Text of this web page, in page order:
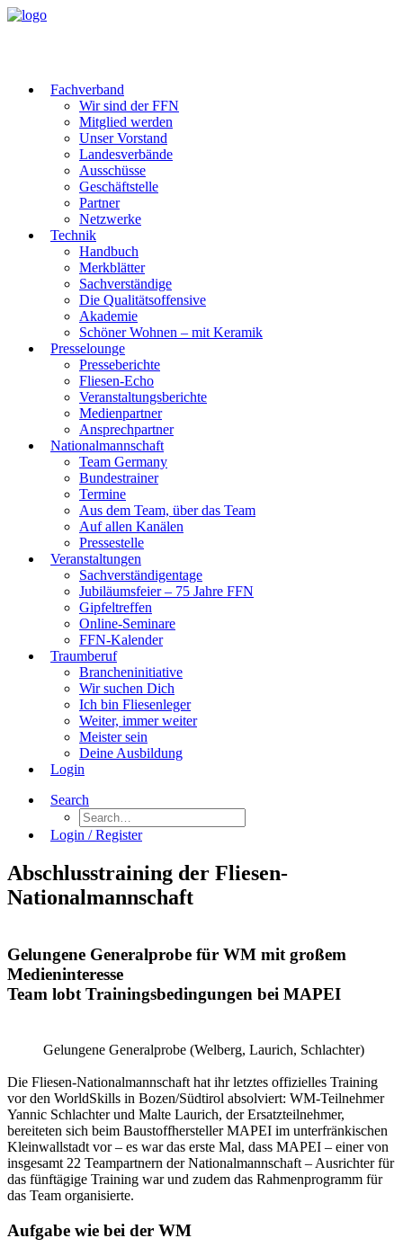
Fachverband
Wir sind der FFN
Mitglied werden
Unser Vorstand
Landesverbände
Ausschüsse
Geschäftstelle
Partner
Netzwerke
Technik
Handbuch
Merkblätter
Sachverständige
Die Qualitätsoffensive
Akademie
Schöner Wohnen – mit Keramik
Presselounge
Presseberichte
Fliesen-Echo
Veranstaltungsberichte
Medienpartner
Ansprechpartner
Nationalmannschaft
Team Germany
Bundestrainer
Termine
Aus dem Team, über das Team
Auf allen Kanälen
Pressestelle
Veranstaltungen
Sachverständigentage
Jubiläumsfeier – 75 Jahre FFN
Gipfeltreffen
Online-Seminare
FFN-Kalender
Traumberuf
Brancheninitiative
Wir suchen Dich
Ich bin Fliesenleger
Weiter, immer weiter
Meister sein
Deine Ausbildung
Login
Search
Login / Register
Abschlusstraining der Fliesen-
Nationalmannschaft
Gelungene Generalprobe für WM mit großem
Medieninteresse
Team lobt Trainingsbedingungen bei MAPEI
Gelungene Generalprobe (Welberg, Laurich, Schlachter)
Die Fliesen-Nationalmannschaft hat ihr letztes offizielles Training
vor den WorldSkills in Bozen/Südtirol absolviert: WM-Teilnehmer
Yannic Schlachter und Malte Laurich, der Ersatzteilnehmer,
bereiteten sich beim Baustoffhersteller MAPEI im unterfränkischen
Kleinwallstadt vor – es war das erste Mal, dass MAPEI – einer von
insgesamt 22 Teampartnern der Nationalmannschaft – Ausrichter für
das fünftägige Training war und zudem das Rahmenprogramm für
das Team organisierte.
Aufgabe wie bei der WM